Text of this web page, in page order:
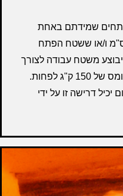
שמידתם באחת
גדולה מ-20 ס"מ ו/או ששטח הפתח
על 04.0 מ"ר יבוצע משטח עבודה לצורך
מניעת נפילות אשר ישא עומס של 150 ק"ג לפחות.
יכיל דרישה זו על ידי